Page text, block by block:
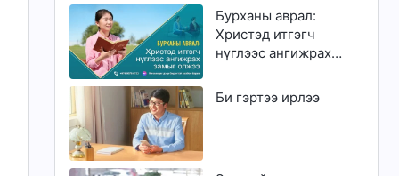
Бурханы аврал:
Христэд итгэгч
нүглээс ангижрах
Би гэртээ ирлээ